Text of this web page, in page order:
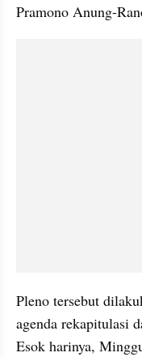
Pramono Anung-
Pleno tersebut
agenda rekapitulasi
Esok harinya,